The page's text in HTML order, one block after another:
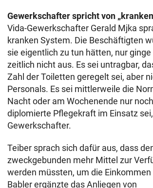
Gewerkschafter spricht von
Vida-Gewerkschafter Gerald Mjka
kranken System. Die Beschäftigten
sie eigentlich zu tun hätten, nur
zeitlich nicht aus. Es sei untragbar,
Zahl der Toiletten geregelt sei, aber
Personals. Es sei mittlerweile die
Nacht oder am Wochenende nur
diplomierte Pflegekraft im Einsatz
Gewerkschafter.
Teiber sprach sich dafür aus, dass
zweckgebunden mehr Mittel zur
werden müssten, um die Einkommen
Babler ergänzte das Anliegen von